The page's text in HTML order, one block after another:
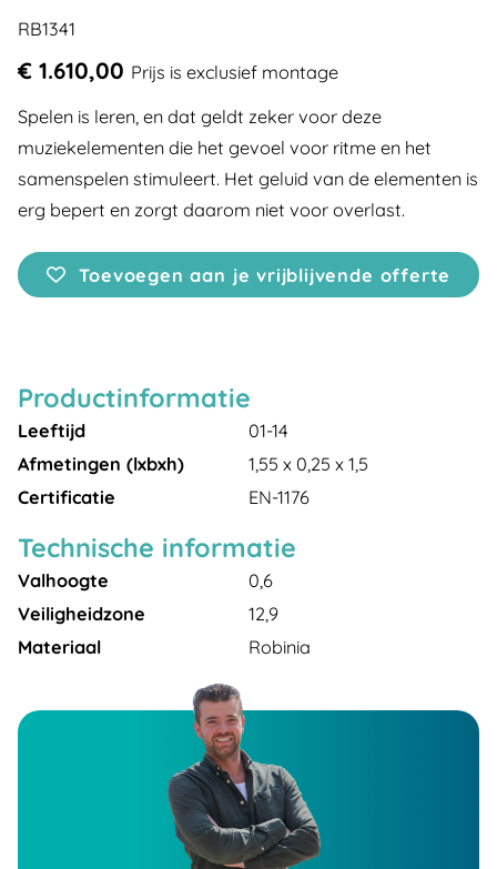
RB1341
€ 1.610,00 Prijs is exclusief montage
Spelen is leren, en dat geldt zeker voor deze
muziekelementen die het gevoel voor ritme en het
samenspelen stimuleert. Het geluid van de elementen is
erg bepert en zorgt daarom niet voor overlast.
Toevoegen aan je vrijblijvende offerte
Productinformatie
Leeftijd
01-14
Afmetingen (lxbxh)
1,55 x 0,25 x 1,5
Certificatie
EN-1176
Technische informatie
Valhoogte
0,6
Veiligheidzone
12,9
Materiaal
Robinia